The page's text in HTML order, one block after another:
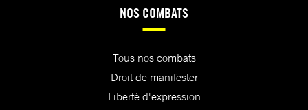
NOS COMBATS
Tous nos combats
Droit de manifester
Liberté d'expression